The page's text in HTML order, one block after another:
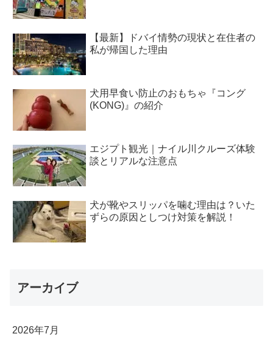
【最新】ドバイ情勢の現状と在住者の
私が帰国した理由
犬用早食い防止のおもちゃ『コング
(KONG)』の紹介
エジプト観光｜ナイル川クルーズ体験
談とリアルな注意点
犬が靴やスリッパを噛む理由は？いた
ずらの原因としつけ対策を解説！
アーカイブ
2026年7月